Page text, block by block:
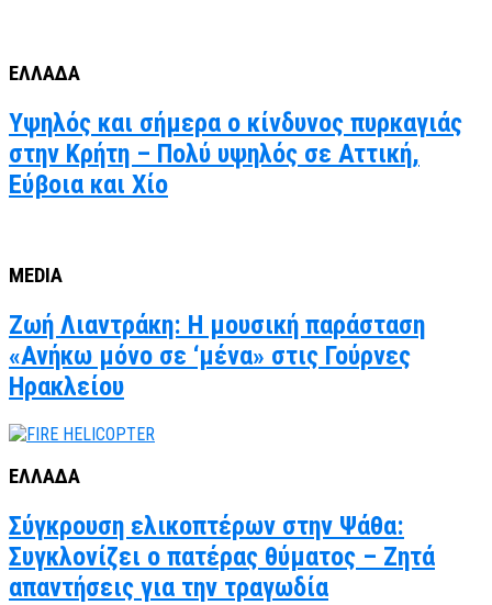
ΕΛΛΑΔΑ
Υψηλός και σήμερα ο κίνδυνος πυρκαγιάς
στην Κρήτη – Πολύ υψηλός σε Αττική,
Εύβοια και Χίο
MEDIA
Ζωή Λιαντράκη: Η μουσική παράσταση
«Ανήκω μόνο σε ‘μένα» στις Γούρνες
Ηρακλείου
ΕΛΛΑΔΑ
Σύγκρουση ελικοπτέρων στην Ψάθα:
Συγκλονίζει ο πατέρας θύματος – Ζητά
απαντήσεις για την τραγωδία